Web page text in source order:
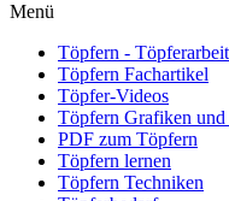
Menü
Töpfern -
Töpfern Fachartikel
Töpfer-Videos
Töpfern Grafiken und
PDF zum Töpfern
Töpfern lernen
Töpfern Techniken